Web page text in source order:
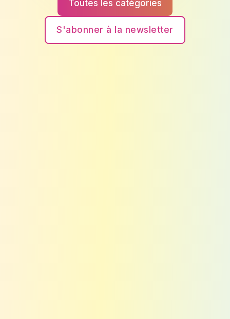
Toutes les catégories
S'abonner à la newsletter